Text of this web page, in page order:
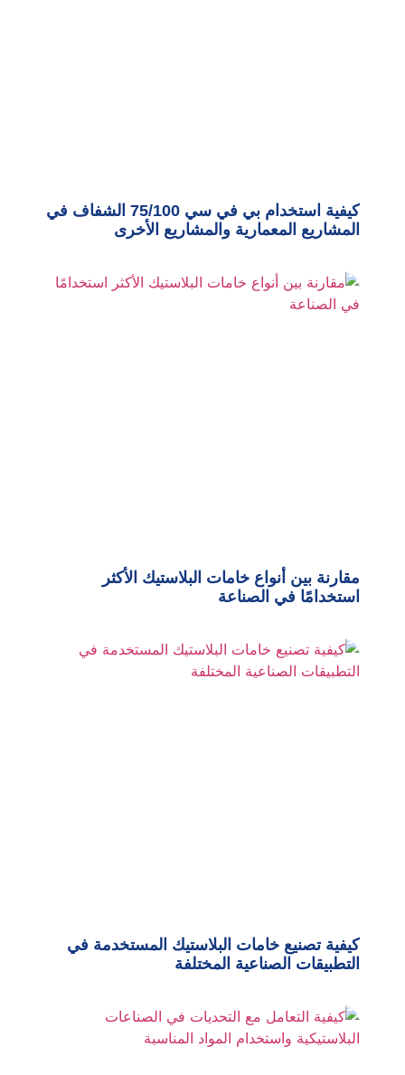
كيفية استخدام بي في سي 75/100 الشفاف في
المشاريع المعمارية والمشاريع الأخرى
مقارنة بين أنواع خامات البلاستيك الأكثر
استخدامًا في الصناعة
كيفية تصنيع خامات البلاستيك المستخدمة في
التطبيقات الصناعية المختلفة